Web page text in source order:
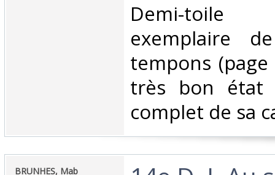
‎Demi-
exemplaire
tempons
très bon état
complet de sa
‎BRUNHES, Mab